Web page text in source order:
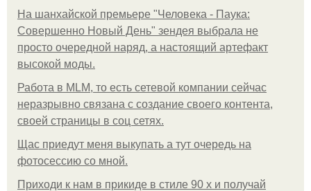
На шанхайской премьере "Человека - Паука:
Совершенно Новый День" зендея выбрала не
просто очередной наряд, а настоящий артефакт
высокой моды.
Работа в MLM, то есть сетевой компании сейчас
неразрывно связана с создание своего контента,
своей страницы в соц сетях.
Щас приедут меня выкупать а тут очередь на
фотосессию со мной.
Приходи к нам в прикиде в стиле 90 х и получай